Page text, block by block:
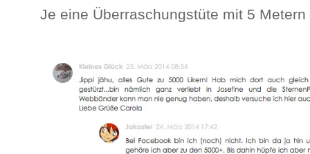
Je eine Überraschungstüte mit 5